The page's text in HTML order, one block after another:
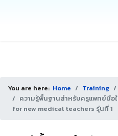
You are here: Home Training
ความรู้พื้นฐานสำหรับครูแพทย์มือ
for new medical teachers รุ่นที่ 1